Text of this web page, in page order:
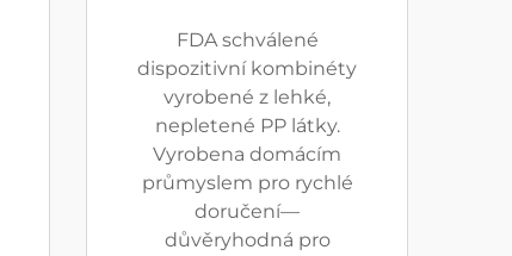
FDA schválené
dispozitivní kombinéty
vyrobené z lehké,
nepletené PP látky.
Vyrobena domácím
průmyslem pro rychlé
doručení—
důvěryhodná pro